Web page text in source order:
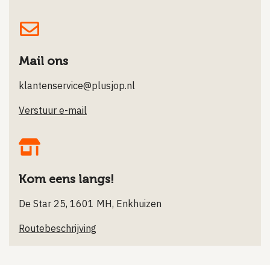
Mail ons
klantenservice@plusjop.nl
Verstuur e-mail
Kom eens langs!
De Star 25, 1601 MH, Enkhuizen
Routebeschrijving